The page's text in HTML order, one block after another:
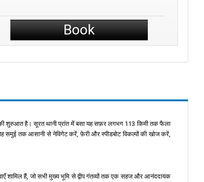
Book
की शुरुआत है। सूरत थानी प्रांत में बसा यह सफ़र लगभग 113 किमी तक फैला
समुई तक आसानी से नेविगेट करें, फ़ेरी और स्पीडबोट विकल्पों की खोज करें,
शामिल हैं, जो सभी मुख्य भूमि से द्वीप गंतव्यों तक एक सहज और आनंददायक